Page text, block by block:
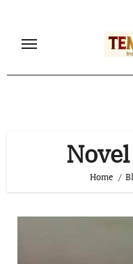
content
Home